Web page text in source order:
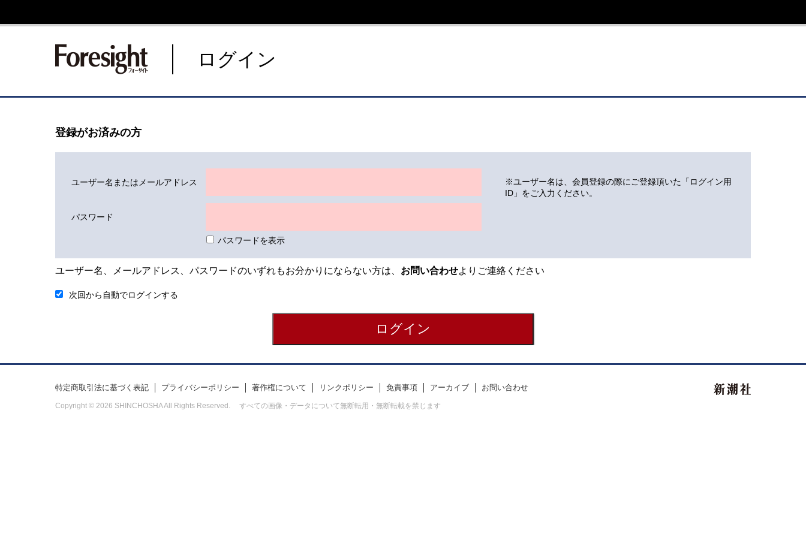
新潮社 Foresight フォーサイト
ログイン
登録がお済みの方
ユーザー名またはメールアドレス
パスワード
パスワードを表示
※ユーザー名は、会員登録の際にご登録頂いた「ログイン用
ID」をご入力ください。
ユーザー名、メールアドレス、パスワードのいずれもお分かりにならない方は、 お問い合わせよりご連絡ください
次回から自動でログインする
特定商取引法に基づく表記 プライバシーポリシー 著作権について リンクポリシー 免責事項 アーカイブ お問い合わせ
Copyright © 2026 SHINCHOSHA All Rights Reserved. すべての画像・データについて無断転用・無断転載を禁じます